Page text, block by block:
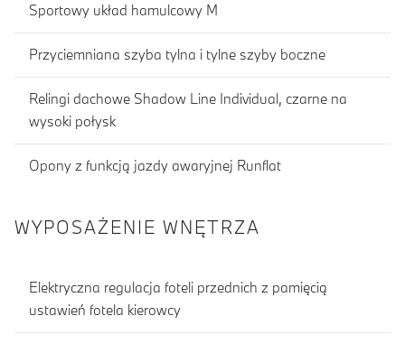
Sportowy układ hamulcowy M
Przyciemniana szyba tylna i tylne szyby boczne
Relingi dachowe Shadow Line Individual, czarne na
wysoki połysk
Opony z funkcją jazdy awaryjnej Runflat
WYPOSAŻENIE WNĘTRZA
Elektryczna regulacja foteli przednich z pamięcią
ustawień fotela kierowcy